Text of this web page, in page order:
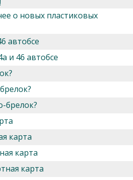
о новых пластиковых
автобсе
и 46 автобсе
брелок?
карта
карта
карта